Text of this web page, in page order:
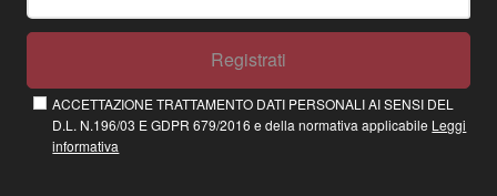
Registrati
ACCETTAZIONE TRATTAMENTO DATI PERSONALI AI SENSI DEL
D.L. N.196/03 E GDPR 679/2016 e della normativa applicabile Leggi
informativa